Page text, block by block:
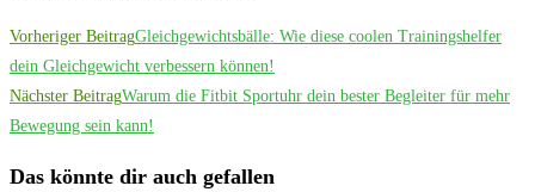
Vorheriger BeitragGleichgewichtsbälle: Wie diese coolen Trainingshelfer
dein Gleichgewicht verbessern können!
Nächster BeitragWarum die Fitbit Sportuhr dein bester Begleiter für mehr
Bewegung sein kann!
Das könnte dir auch gefallen